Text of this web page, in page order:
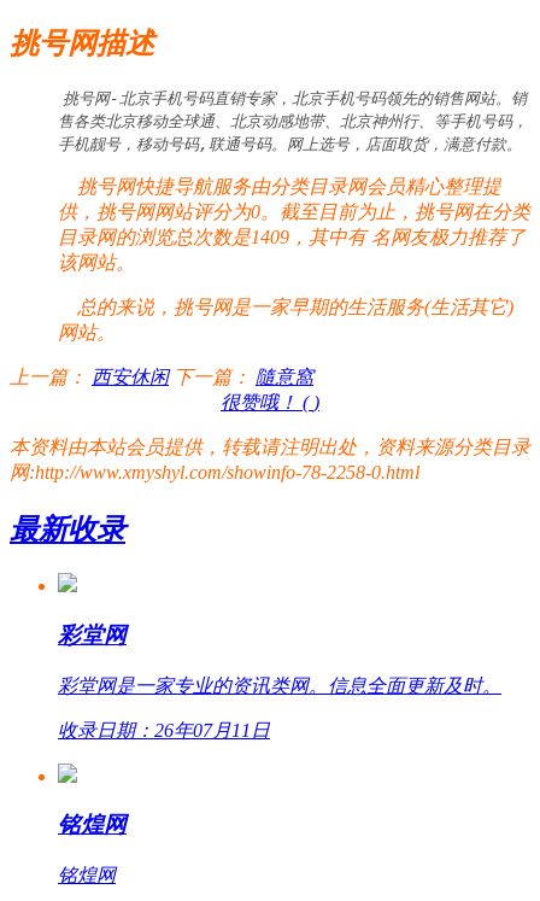
挑号网描述
挑号网-北京手机号码直销专家，北京手机号码领先的销售网站。销
售各类北京移动全球通、北京动感地带、北京神州行、等手机号码，
手机靓号，移动号码,联通号码。网上选号，店面取货，满意付款。
挑号网快捷导航服务由分类目录网会员精心整理提
供，挑号网网站评分为0。截至目前为止，挑号网在分类
目录网的浏览总次数是1409，其中有名网友极力推荐了
该网站。
总的来说，挑号网是一家早期的生活服务(生活其它)
网站。
上一篇： 西安休闲 下一篇： 隨意窩
很赞哦！ ( )
本资料由本站会员提供，转载请注明出处，资料来源分类目录
网:http://www.xmyshyl.com/showinfo-78-2258-0.html
最新收录
彩堂网
彩堂网是一家专业的资讯类网。信息全面更新及时。
收录日期：26年07月11日
铭煌网
铭煌网